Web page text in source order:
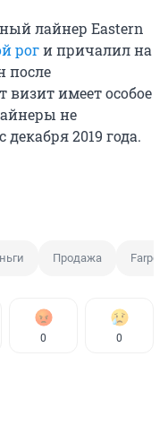
лайнер Eastern
роги причалил на
после
визит имеет особое
не
2019 года.
Продажа Farpost
0 0